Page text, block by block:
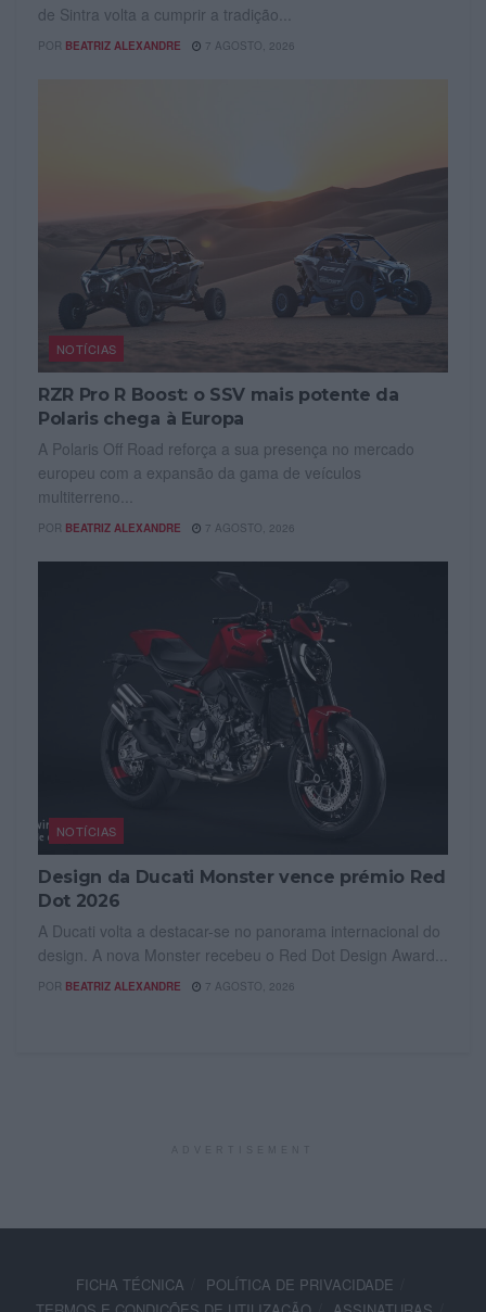
de Sintra volta a cumprir a tradição...
POR BEATRIZ ALEXANDRE 7 AGOSTO, 2026
NOTÍCIAS
RZR Pro R Boost: o SSV mais potente da
Polaris chega à Europa
A Polaris Off Road reforça a sua presença no mercado
europeu com a expansão da gama de veículos
multiterreno...
POR BEATRIZ ALEXANDRE 7 AGOSTO, 2026
NOTÍCIAS
Design da Ducati Monster vence prémio Red
Dot 2026
A Ducati volta a destacar-se no panorama internacional do
design. A nova Monster recebeu o Red Dot Design Award...
POR BEATRIZ ALEXANDRE 7 AGOSTO, 2026
FICHA TÉCNICA
POLÍTICA DE PRIVACIDADE